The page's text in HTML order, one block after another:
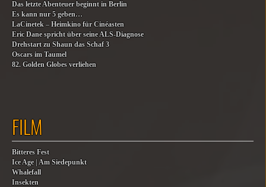
Das letzte Abenteuer beginnt in Berlin
Es kann nur 5 geben…
LaCinetek – Heimkino für Cinéasten
Eric Dane spricht über seine ALS-Diagnose
Drehstart zu Shaun das Schaf 3
Oscars im Taumel
82. Golden Globes verliehen
FILM
Bitteres Fest
Ice Age | Am Siedepunkt
Whalefall
Insekten